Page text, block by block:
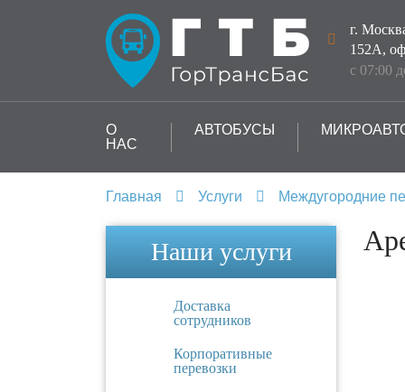
г.
152А,
с 07:00
О
НАС
АВТОБУСЫ
Главная Услуги Междугородние
Наши услуги
Доставка
сотрудников
Корпоративные
перевозки